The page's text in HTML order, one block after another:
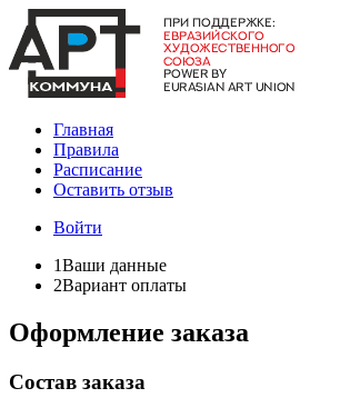
Главная
Правила
Расписание
Оставить отзыв
Войти
1Ваши данные
2Вариант оплаты
Оформление заказа
Состав заказа